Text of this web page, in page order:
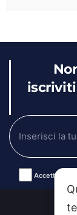
Accetto le